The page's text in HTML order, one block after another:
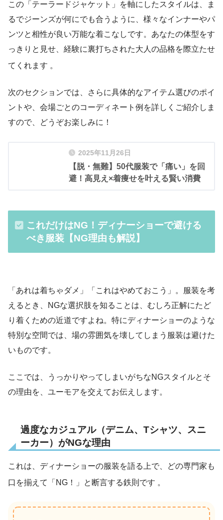
この「テーラードジャケット」を軸にしたスタイルは、ま
るでジーンズが何にでも合うように、様々なインナーやパ
ンツと相性が良い万能な着こなしです。あなたの体型をす
っきりと見せ、経験に裏打ちされた大人の品格を際立たせ
てくれます 。
次のセクションでは、さらに具体的なアイテム選びのポイ
ントや、会場ごとのコーディネート例を詳しくご紹介しま
すので、どうぞお楽しみに！
2025年11月26日
【脱・無難】50代服装で「痛い」を回
避！高見え×着痩せを叶える賢い消費
これだけはNG！ディナーショーで避ける
べき服装【NG理由も解説】
「あれは着ちゃダメ」「これはやめておこう」。服装を考
えるとき、NGな選択肢を知ることは、むしろ正解にたど
り着くための近道ですよね。特にディナーショーのような
特別な空間では、場の雰囲気を壊してしまう服装は避けた
いものです。
ここでは、うっかりやってしまいがちなNGスタイルとそ
の理由を、ユーモアを交えてお伝えします。
過度なカジュアル（デニム、Tシャツ、スニ
ーカー）がNGな理由
これは、ディナーショーの服装を語る上で、どの専門家も
口を揃えて「NG！」と断言する鉄則です 。